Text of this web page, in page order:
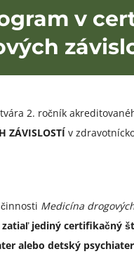
v
2. ročník
ZÁVISLOSTÍ v
Medicína
zatiaľ jediný certifikačný
alebo detský